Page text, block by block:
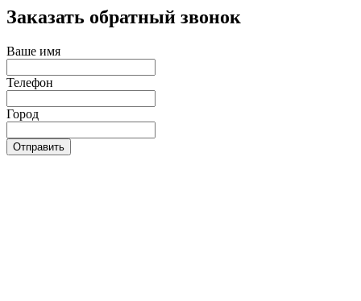
Заказать обратный звонок
Ваше имя
Телефон
Город